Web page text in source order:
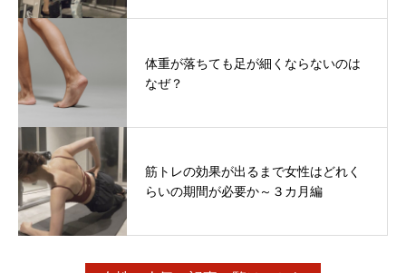
体重が落ちても足が細くならないのは
なぜ？
筋トレの効果が出るまで女性はどれく
らいの期間が必要か～３カ月編